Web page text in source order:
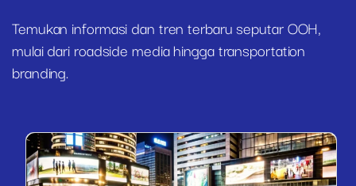
Temukan informasi dan tren terbaru seputar OOH,
mulai dari roadside media hingga transportation
branding.